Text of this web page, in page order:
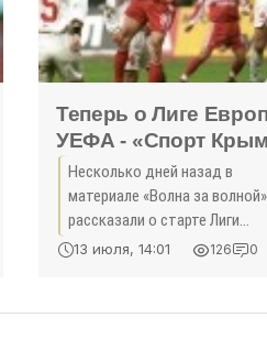
Теперь о Лиге
УЕФА - «Спорт
Несколько дней назад в
материале «Волна за
рассказали о старте Лиги
чемпионов УЕФА - 2017/18, а
нашего континента - Лиге
13 июля, 14:01 126 0